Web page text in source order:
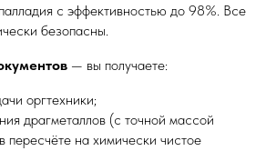
с эффективностью до 98%. Все
безопасны.
— вы получаете:
оргтехники;
драгметаллов (с точной массой
пересчёте на химически чистое